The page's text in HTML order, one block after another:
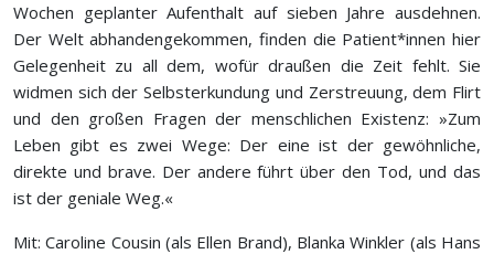
Wochen geplanter Aufenthalt auf sieben Jahre ausdehnen.
Der Welt abhandengekommen, finden die Patient*innen hier
Gelegenheit zu all dem, wofür draußen die Zeit fehlt. Sie
widmen sich der Selbsterkundung und Zerstreuung, dem Flirt
und den großen Fragen der menschlichen Existenz: »Zum
Leben gibt es zwei Wege: Der eine ist der gewöhnliche,
direkte und brave. Der andere führt über den Tod, und das
ist der geniale Weg.«
Mit: Caroline Cousin (als Ellen Brand), Blanka Winkler (als Hans